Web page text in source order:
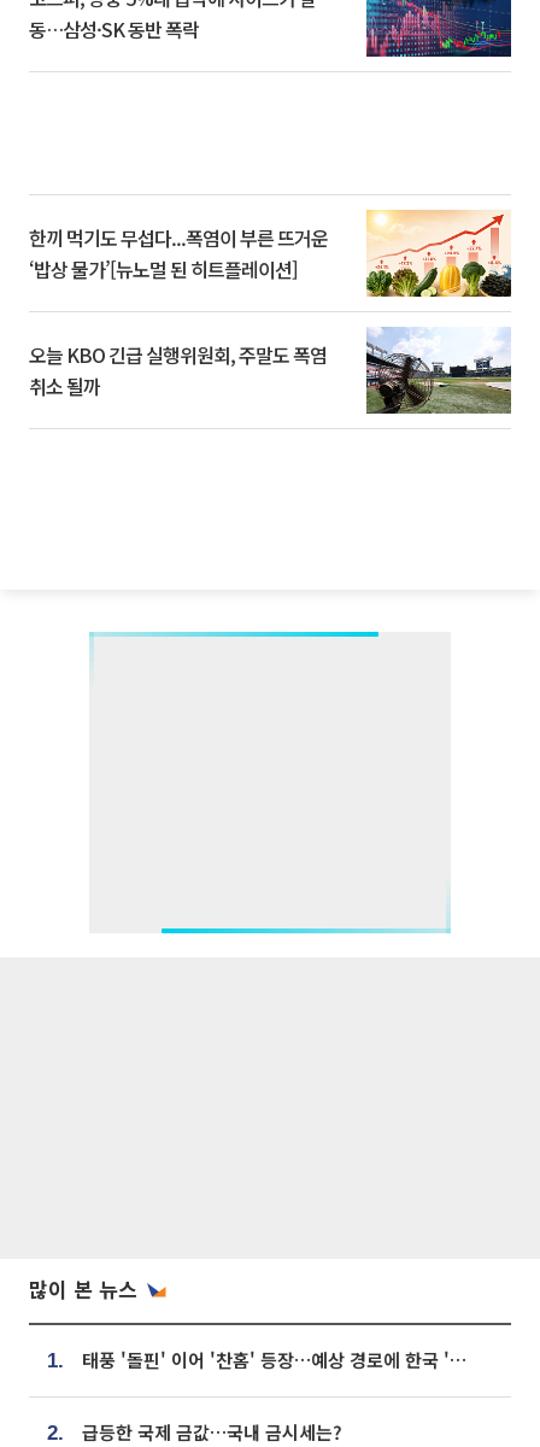
동…삼성·SK 동반 폭락
한끼 먹기도 무섭다...폭염이 부른 뜨거운
‘밥상 물가’[뉴노멀 된 히트플레이션]
오늘 KBO 긴급 실행위원회, 주말도 폭염
취소 될까
많이 본 뉴스
1. 태풍 '돌핀' 이어 '찬홈' 등장…예상 경로에 한국 '한숨'
2. 급등한 국제 금값…국내 금시세는?